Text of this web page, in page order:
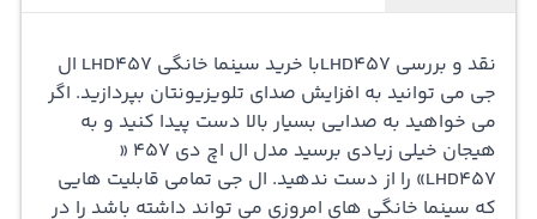
ی بازار کرده است. پورت HDMI از اساسی ترین درگاه های
طراحی شده در این سینما خانگی ست که از طریق ان می توان
به تلویزیون اتصال پیدا کرد و صدا را انتقال داد. ال جی برای
این که کابران بتوانند فیلم و موسیقی های مورد علاقه شان را
نقد و بررسی LHD457 با خرید سینما خانگی
LHD457 ال
جی می توانید به افزایش صدای تلویزیونتان بپردازید. اگر
می خواهید به صدایی بسیار بالا دست پیدا کنید و به
هیجان خیلی زیادی برسید مدل ال اچ دی 457 «
LHD457» را از دست ندهید. ال جی تمامی قابلیت هایی
که سینما خانگی های امروزی می تواند داشته باشد را در